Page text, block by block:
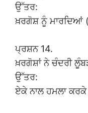
ਉੱਤਰ:
ਖ਼ਰਗੋਸ਼ ਨੂੰ ਮਾਰਦਿਆਂ
ਪ੍ਰਸ਼ਨ 14.
ਖ਼ਰਗੋਸ਼ਾਂ ਨੇ ਚੰਦਰੀ
ਉੱਤਰ:
ਏਕੇ ਨਾਲ ਹਮਲਾ